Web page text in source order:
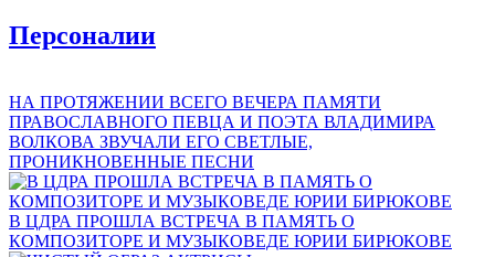
Персоналии
НА ПРОТЯЖЕНИИ ВСЕГО ВЕЧЕРА ПАМЯТИ
ПРАВОСЛАВНОГО ПЕВЦА И ПОЭТА ВЛАДИМИРА
ВОЛКОВА ЗВУЧАЛИ ЕГО СВЕТЛЫЕ,
ПРОНИКНОВЕННЫЕ ПЕСНИ
В ЦДРА ПРОШЛА ВСТРЕЧА В ПАМЯТЬ О
КОМПОЗИТОРЕ И МУЗЫКОВЕДЕ ЮРИИ БИРЮКОВЕ